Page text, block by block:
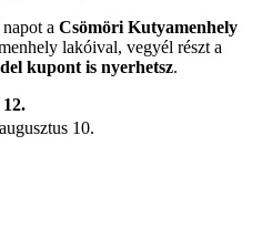
a Csömöri Kutyamenhely
lakóival, vegyél részt a
kupont is nyerhetsz.
10.